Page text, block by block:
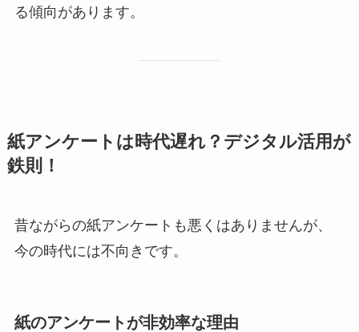
る傾向があります。
紙アンケートは時代遅れ？デジタル活用が
鉄則！
昔ながらの紙アンケートも悪くはありませんが、
今の時代には不向きです。
紙のアンケートが非効率な理由